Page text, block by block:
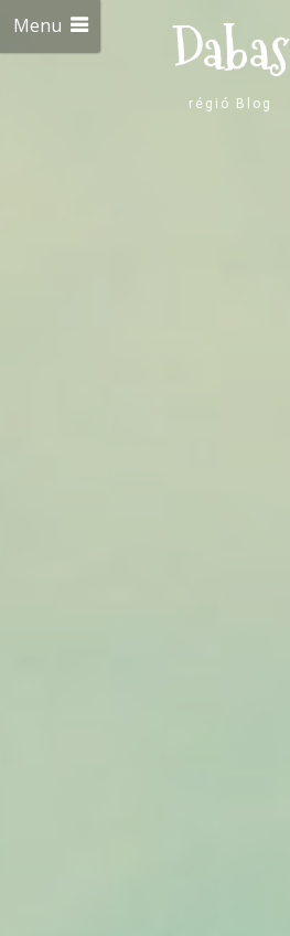
Dabas
régió Blog
Menu